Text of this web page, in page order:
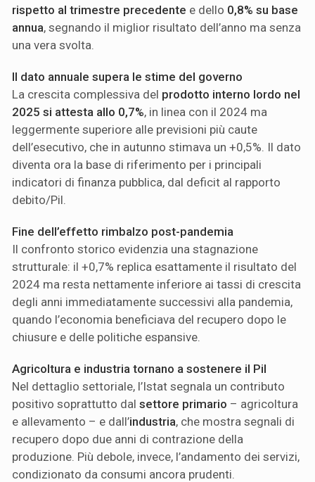
rispetto al trimestre precedente e dello 0,8% su base
annua, segnando il miglior risultato dell’anno ma senza
una vera svolta.
Il dato annuale supera le stime del governo
La crescita complessiva del prodotto interno lordo nel
2025 si attesta allo 0,7%, in linea con il 2024 ma
leggermente superiore alle previsioni più caute
dell’esecutivo, che in autunno stimava un +0,5%. Il dato
diventa ora la base di riferimento per i principali
indicatori di finanza pubblica, dal deficit al rapporto
debito/Pil.
Fine dell’effetto rimbalzo post-pandemia
Il confronto storico evidenzia una stagnazione
strutturale: il +0,7% replica esattamente il risultato del
2024 ma resta nettamente inferiore ai tassi di crescita
degli anni immediatamente successivi alla pandemia,
quando l’economia beneficiava del recupero dopo le
chiusure e delle politiche espansive.
Agricoltura e industria tornano a sostenere il Pil
Nel dettaglio settoriale, l’Istat segnala un contributo
positivo soprattutto dal settore primario – agricoltura
e allevamento – e dall’industria, che mostra segnali di
recupero dopo due anni di contrazione della
produzione. Più debole, invece, l’andamento dei servizi,
condizionato da consumi ancora prudenti.